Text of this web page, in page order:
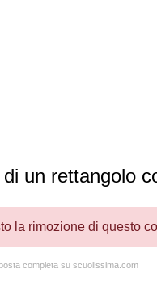
un rettangolo
la rimozione di questo
completa su scuolissima.com